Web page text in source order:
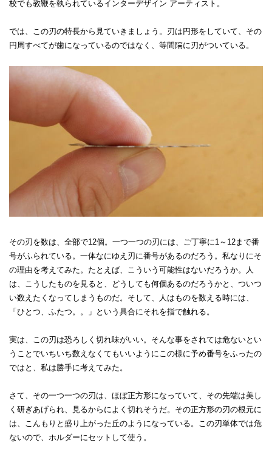
校でも教鞭を執られているインターデザイン アーティスト。
では、この刃の特長から見ていきましょう。刃は円形をしていて、その
円周すべてが歯になっているのではなく、等間隔に刃がついている。
その刃を数は、全部で12個。一つ一つの刃には、ご丁寧に1～12まで番
号がふられている。一体なにゆえ刃に番号があるのだろう。私なりにそ
の理由を考えてみた。たとえば、こういう可能性はないだろうか。人
は、こうしたものを見ると、どうしても何個あるのだろうかと、ついつ
い数えたくなってしまうものだ。そして、人はものを数える時には、
「ひとつ、ふたつ。。」という具合にそれを指で触れる。
実は、この刃は恐ろしく切れ味がいい。そんな事をされては危ないとい
うことでいちいち数えなくてもいいようにこの様に予め番号をふったの
ではと、私は勝手に考えてみた。
さて、その一つ一つの刃は、ほぼ正方形になっていて、その先端は美し
く研ぎあげられ、見るからによく切れそうだ。その正方形の刃の根元に
は、こんもりと盛り上がった丘のようになっている。この刃単体では危
ないので、ホルダーにセットして使う。